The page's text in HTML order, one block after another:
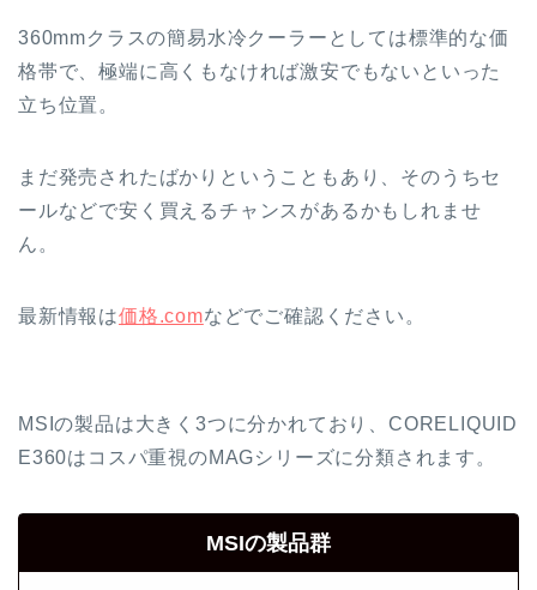
360mmクラスの簡易水冷クーラーとしては標準的な価
格帯で、極端に高くもなければ激安でもないといった
立ち位置。
まだ発売されたばかりということもあり、そのうちセ
ールなどで安く買えるチャンスがあるかもしれませ
ん。
最新情報は価格.comなどでご確認ください。
MSIの製品は大きく3つに分かれており、CORELIQUID
E360はコスパ重視のMAGシリーズに分類されます。
MSIの製品群